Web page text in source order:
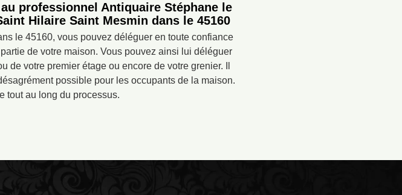
professionnel Antiquaire Stéphane le
Hilaire Saint Mesmin dans le 45160
le 45160, vous pouvez déléguer en toute confiance
de votre maison. Vous pouvez ainsi lui déléguer
de votre premier étage ou encore de votre grenier. Il
possible pour les occupants de la maison.
tout au long du processus.